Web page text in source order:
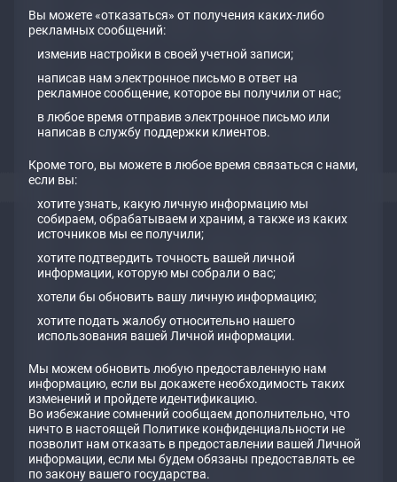
Вы можете «отказаться» от получения каких-либо
рекламных сообщений:
изменив настройки в своей учетной записи;
написав нам электронное письмо в ответ на
рекламное сообщение, которое вы получили от нас;
в любое время отправив электронное письмо или
написав в службу поддержки клиентов.
Кроме того, вы можете в любое время связаться с нами,
если вы:
хотите узнать, какую личную информацию мы
собираем, обрабатываем и храним, а также из каких
источников мы ее получили;
хотите подтвердить точность вашей личной
информации, которую мы собрали о вас;
хотели бы обновить вашу личную информацию;
хотите подать жалобу относительно нашего
использования вашей Личной информации.
Мы можем обновить любую предоставленную нам
информацию, если вы докажете необходимость таких
изменений и пройдете идентификацию.
Во избежание сомнений сообщаем дополнительно, что
ничто в настоящей Политике конфиденциальности не
позволит нам отказать в предоставлении вашей Личной
информации, если мы будем обязаны предоставлять ее
по закону вашего государства.